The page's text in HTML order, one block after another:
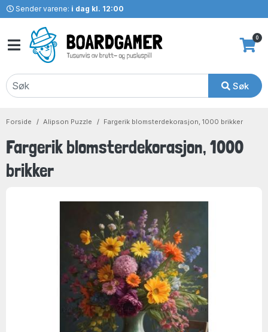
Sender varene: i dag kl. 12:00
Søk
0
Forside Alipson Puzzle Fargerik blomsterdekorasjon, 1000 brikker
Fargerik blomsterdekorasjon, 1000
brikker